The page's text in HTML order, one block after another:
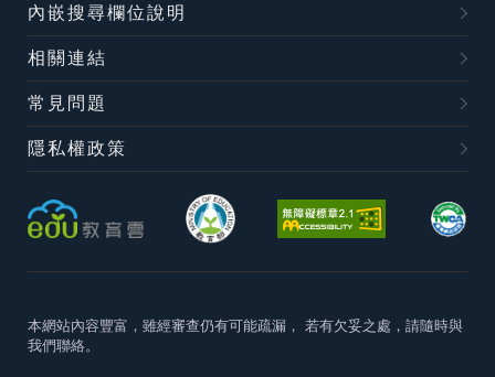
內嵌搜尋欄位說明
相關連結
常見問題
隱私權政策
本網站內容豐富，雖經審查仍有可能疏漏， 若有欠妥之處，請隨時與
我們聯絡。